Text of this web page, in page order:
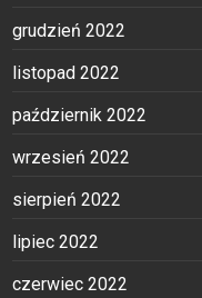
grudzień 2022
listopad 2022
październik 2022
wrzesień 2022
sierpień 2022
lipiec 2022
czerwiec 2022